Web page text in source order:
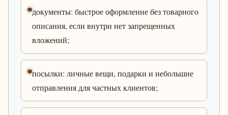
документы: быстрое оформление без товарного
описания, если внутри нет запрещенных
вложений;
посылки: личные вещи, подарки и небольшие
отправления для частных клиентов;